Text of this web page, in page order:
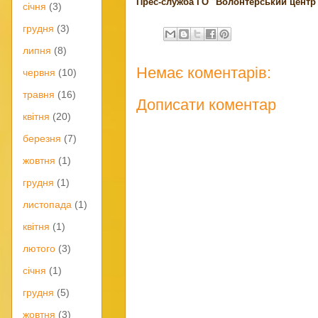
Немає коментарів:
Дописати коментар
січня (3)
грудня (3)
липня (8)
червня (10)
травня (16)
квітня (20)
березня (7)
жовтня (1)
грудня (1)
листопада (1)
квітня (1)
лютого (3)
січня (1)
грудня (5)
жовтня (3)